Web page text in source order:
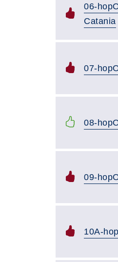
06-
Catania
07-
08-
09-
10A-